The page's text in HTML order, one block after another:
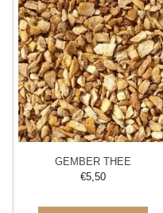
GEMBER THEE
€5,50